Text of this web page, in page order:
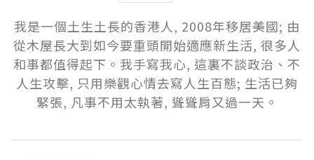
我是一個土生土長的香港人, 2008年移居美國; 由
從木屋長大到如今要重頭開始適應新生活, 很多人
和事都值得起下。我手寫我心, 這裏不談政治、不
人生攻擊, 只用樂觀心情去寫人生百態; 生活已夠
緊張, 凡事不用太執著, 聳聳肩又過一天。